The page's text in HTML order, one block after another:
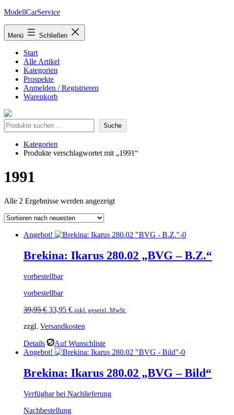
Zum
springen
ModellCarService
Menü Schließen
Start
Alle Artikel
Kategorien
Prospekte
Anmelden / Registrieren
Warenkorb
Suche Suche
Kategorien
Produkte verschlagwortet mit „1991“
1991
Alle 2 Ergebnisse werden angezeigtNach
Angebot!
Brekina: Ikarus 280.02 „BVG – B.Z.“
vorbestellbar
vorbestellbar
39,95€ Ursprünglicher
war:
33,95 €Aktueller
ist:
inkl. gesetzl. MwSt.
zzgl. Versandkosten
Details
Auf Wunschliste
Angebot!
Brekina: Ikarus 280.02 „BVG – Bild“
Verfügbar bei Nachlieferung
Nachbestellung